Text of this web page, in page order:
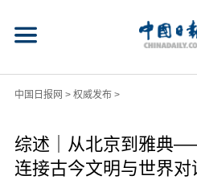
中国日报网 > 权威发布>
综述｜从北京到雅典
连接古今文明与世界对